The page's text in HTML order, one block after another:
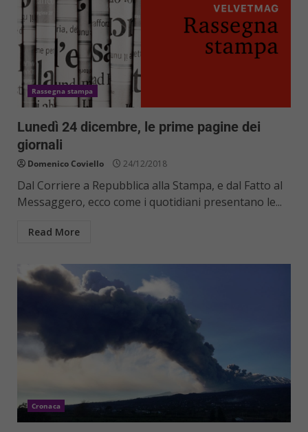
Rassegna stampa
Lunedì 24 dicembre, le prime pagine dei
giornali
Domenico Coviello 24/12/2018
Dal Corriere a Repubblica alla Stampa, e dal Fatto al
Messaggero, ecco come i quotidiani presentano le...
Read More
Cronaca